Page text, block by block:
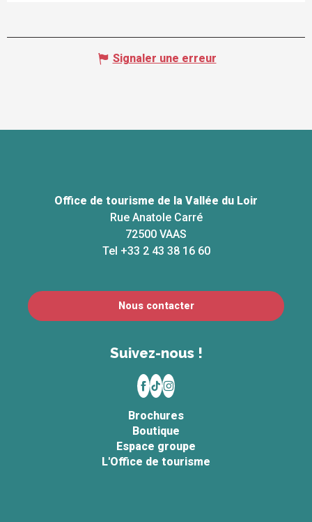
Signaler une erreur
Office de tourisme de la Vallée du Loir
Rue Anatole Carré
72500 VAAS
Tel +33 2 43 38 16 60
Nous contacter
Suivez-nous !
Brochures
Boutique
Espace groupe
L'Office de tourisme